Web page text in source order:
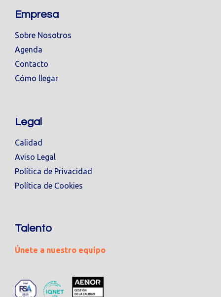
Empresa
Sobre Nosotros
Agenda
Contacto
Cómo llegar
Legal
Calidad
Aviso Legal
Política de Privacidad
Política de Cookies
Talento
Únete a nuestro equipo